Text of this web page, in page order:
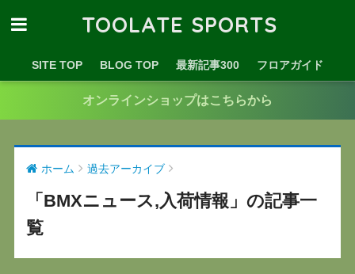
TOOLATE SPORTS
SITE TOP BLOG TOP 最新記事300 フロアガイド
オンラインショップはこちらから
ホーム 過去アーカイブ
「BMXニュース,入荷情報」の記事一
覧